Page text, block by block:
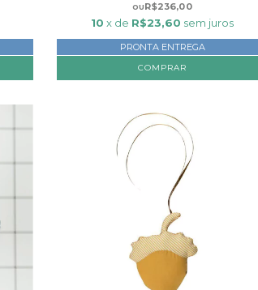
R$236,00
10 x de R$23,60 sem juros
PRONTA ENTREGA